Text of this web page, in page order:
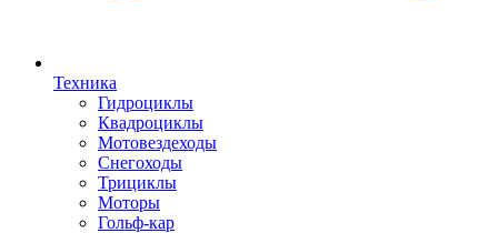
Техника
Гидроциклы
Квадроциклы
Мотовездеходы
Снегоходы
Трициклы
Моторы
Гольф-кар